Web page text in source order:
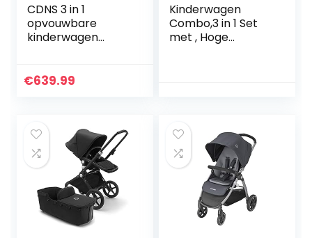
CDNS 3 in 1
opvouwbare
kinderwagen
kinderwagen met
€639.99
Kinderwagen
Combo,3 in 1 Set
met , Hoge